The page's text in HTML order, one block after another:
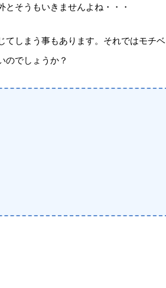
そうもいきませんよね・・・
てしまう事もあります。それではモチベ
のでしょうか？